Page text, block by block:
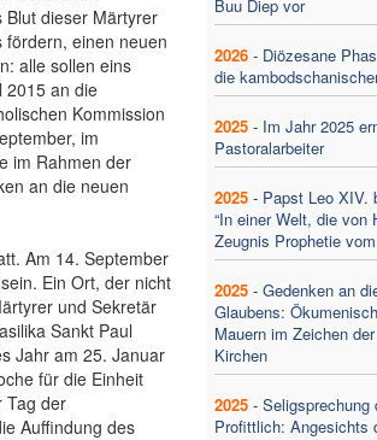
Blut dieser Märtyrer
einen neuen
alle sollen eins
2015 an die
Kommission
im
im Rahmen der
an die neuen
Am 14. September
Ein Ort, der nicht
und Sekretär
Sankt Paul
Jahr am 25. Januar
für die Einheit
Tag der
Auffindung des
Buu Diep vor
2026 - Diözesane
die
2025 - Im Jahr 2025
Pastoralarbeiter
2025 - Papst Leo XIV.
“In einer Welt, die
Zeugnis Prophetie
2025 - Gedenken an
Glaubens:
Mauern im Zeichen
Kirchen
2025 -
Profittlich: Angesichts